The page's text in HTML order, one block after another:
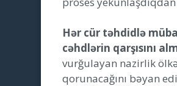
Hər cür təhdidlə
cəhdlərin qarşısını
vurğulayan nazirlik
qorunacağını bəyan